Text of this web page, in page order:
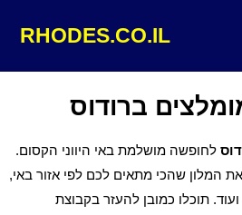
RHODES.CO.IL
ברודוס
לחופשה מושלמת באי היווני הקסום.
המלון שהכי מתאים לכם לפי אזור באי,
תוכלו כמובן להעזר בקבוצת